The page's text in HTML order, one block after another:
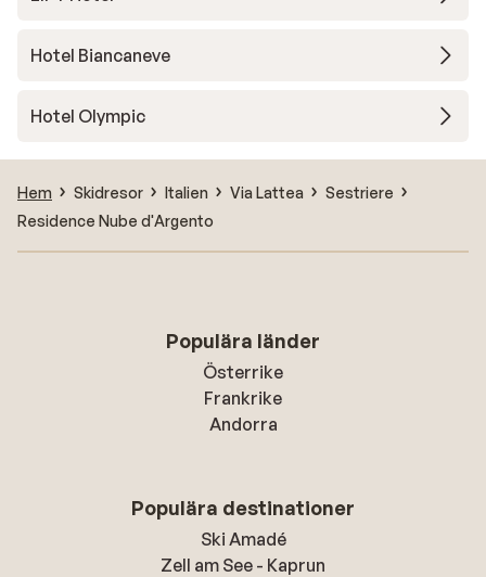
Hotel Biancaneve
Hotel Olympic
Hem Skidresor Italien Via Lattea
Sestriere
Residence Nube d'Argento
Populära länder
Österrike
Frankrike
Andorra
Populära destinationer
Ski Amadé
Zell am See - Kaprun